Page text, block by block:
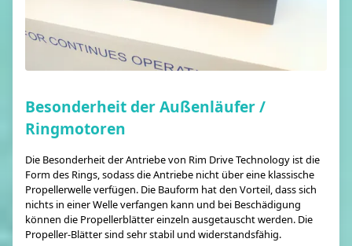
Besonderheit der Außenläufer /
Ringmotoren
Die Besonderheit der Antriebe von Rim Drive Technology ist die
Form des Rings, sodass die Antriebe nicht über eine klassische
Propellerwelle verfügen. Die Bauform hat den Vorteil, dass sich
nichts in einer Welle verfangen kann und bei Beschädigung
können die Propellerblätter einzeln ausgetauscht werden. Die
Propeller-Blätter sind sehr stabil und widerstandsfähig.